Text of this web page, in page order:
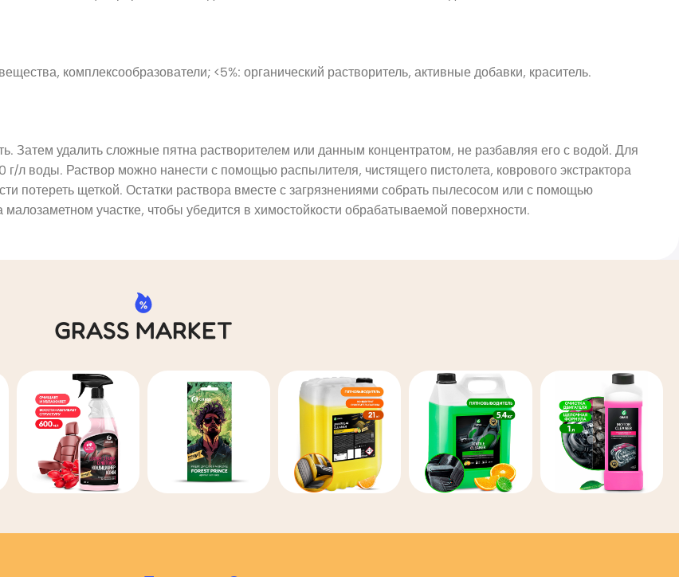
комплексообразователи; <5%: органический растворитель, активные добавки, краситель.
Затем удалить сложные пятна растворителем или данным концентратом, не разбавляя его с водой. Для
г/л воды. Раствор можно нанести с помощью распылителя, чистящего пистолета, коврового экстрактора
потереть щеткой. Остатки раствора вместе с загрязнениями собрать пылесосом или с помощью
участке, чтобы убедится в химостойкости обрабатываемой поверхности.
GRASS MARKET